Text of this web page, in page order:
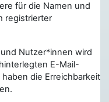
für die Namen und
registrierter
Nutzer*innen wird
E-Mail-
die Erreichbarkeit